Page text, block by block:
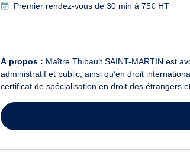
Premier rendez-vous de 30 min à 75€ HT
À propos : Maître Thibault SAINT-MARTIN est
administratif et public, ainsi qu’en droit
certificat de spécialisation en droit des étrangers